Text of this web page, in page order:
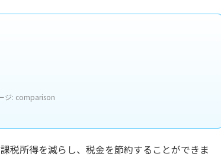
ジ: comparison
税所得を減らし、税金を節約することができま